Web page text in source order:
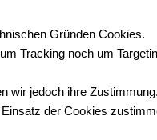
Gründen Cookies.
Tracking noch um
wir jedoch ihre
der Cookies